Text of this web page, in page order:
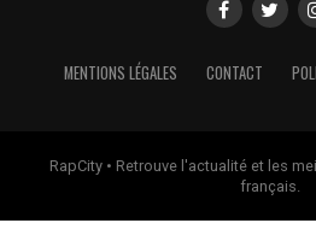
MENTIONS LÉGALES CONTACT
RapCity • Retrouve l'actualité et les
français.